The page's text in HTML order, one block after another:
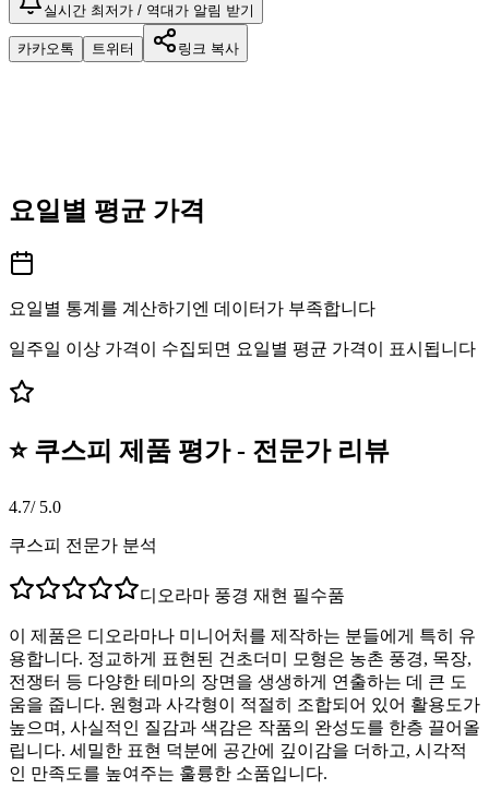
실시간 최저가 / 역대가 알림 받기
카카오톡 트위터 링크 복사
요일별 평균 가격
요일별 통계를 계산하기엔 데이터가 부족합니다
일주일 이상 가격이 수집되면 요일별 평균 가격이 표시됩니다
⭐ 쿠스피 제품 평가 - 전문가 리뷰
4.7/ 5.0
쿠스피 전문가 분석
디오라마 풍경 재현 필수품
이 제품은 디오라마나 미니어처를 제작하는 분들에게 특히 유
용합니다. 정교하게 표현된 건초더미 모형은 농촌 풍경, 목장,
전쟁터 등 다양한 테마의 장면을 생생하게 연출하는 데 큰 도
움을 줍니다. 원형과 사각형이 적절히 조합되어 있어 활용도가
높으며, 사실적인 질감과 색감은 작품의 완성도를 한층 끌어올
립니다. 세밀한 표현 덕분에 공간에 깊이감을 더하고, 시각적
인 만족도를 높여주는 훌륭한 소품입니다.